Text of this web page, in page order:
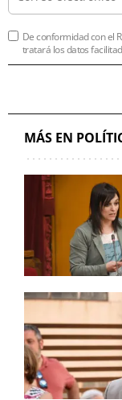
De conformidad con el
tratará los datos
MÁS EN